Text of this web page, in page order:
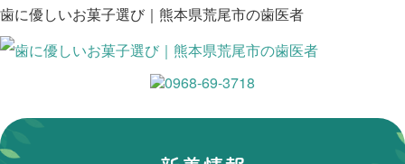
歯に優しいお菓子選び｜熊本県荒尾市の歯医者